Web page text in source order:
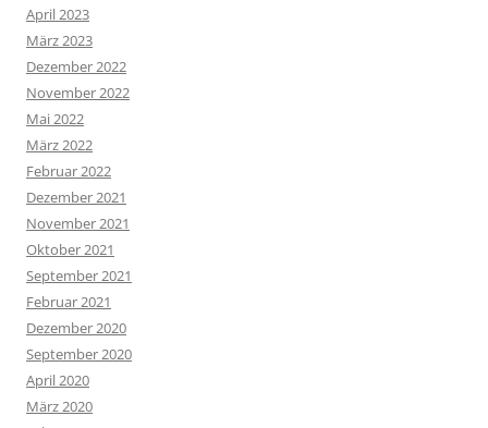
April 2023
März 2023
Dezember 2022
November 2022
Mai 2022
März 2022
Februar 2022
Dezember 2021
November 2021
Oktober 2021
September 2021
Februar 2021
Dezember 2020
September 2020
April 2020
März 2020